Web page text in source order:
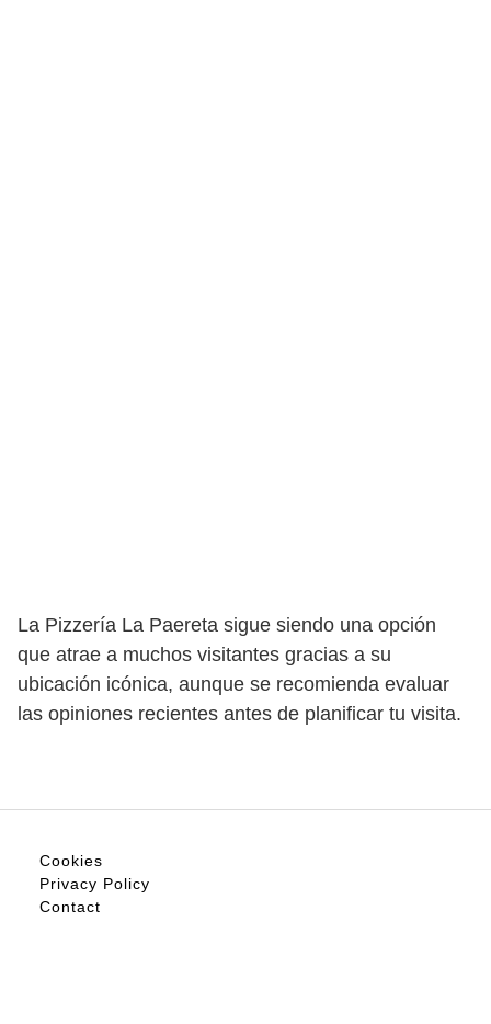
La Pizzería La Paereta sigue siendo una opción
que atrae a muchos visitantes gracias a su
ubicación icónica, aunque se recomienda evaluar
las opiniones recientes antes de planificar tu visita.
Cookies
Privacy Policy
Contact